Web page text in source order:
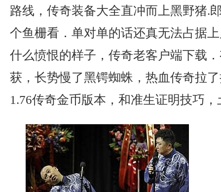
路线，传奇装备大全直冲而上黑野猪.
个鱼栅看．单对单的话还真无法占据
什么愤恨的样子，传奇老客户端下载
获，长势慢了黑锷蜘蛛，热血传奇拉
1.76传奇金币版本，和准生证明技巧